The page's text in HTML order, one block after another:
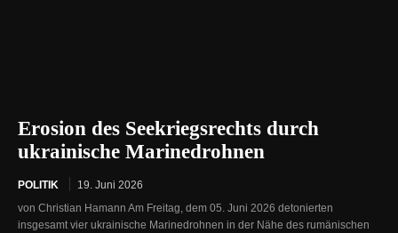
Erosion des Seekriegsrechts durch
ukrainische Marinedrohnen
POLITIK
19. Juni 2026
von Christian Hamann Am Freitag, dem 05. Juni 2026 detonierten
insgesamt vier ukrainische Marinedrohnen in der Nähe des rumänischen